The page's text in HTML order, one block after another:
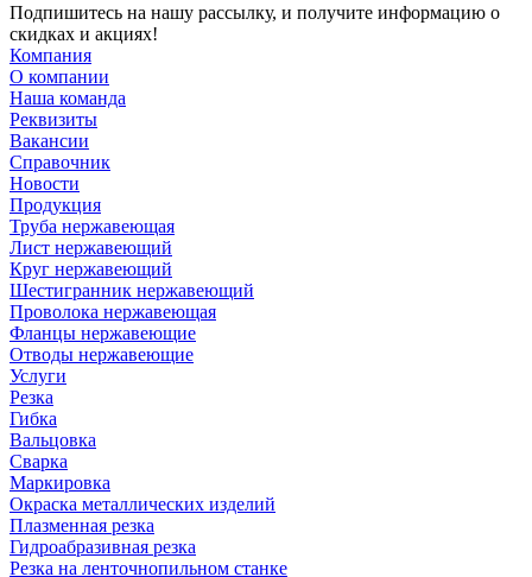
Подпишитесь на нашу рассылку, и получите информацию о
скидках и акциях!
Компания
О компании
Наша команда
Реквизиты
Вакансии
Справочник
Новости
Продукция
Труба нержавеющая
Лист нержавеющий
Круг нержавеющий
Шестигранник нержавеющий
Проволока нержавеющая
Фланцы нержавеющие
Отводы нержавеющие
Услуги
Резка
Гибка
Вальцовка
Сварка
Маркировка
Окраска металлических изделий
Плазменная резка
Гидроабразивная резка
Резка на ленточнопильном станке